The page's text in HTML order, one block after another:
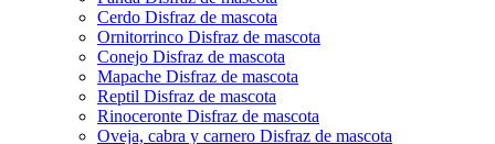
Cerdo Disfraz de mascota
Ornitorrinco Disfraz de mascota
Conejo Disfraz de mascota
Mapache Disfraz de mascota
Reptil Disfraz de mascota
Rinoceronte Disfraz de mascota
Oveja, cabra y carnero Disfraz de mascota